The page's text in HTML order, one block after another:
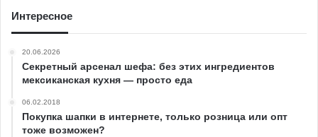
Интересное
20.06.2026
Секретный арсенал шефа: без этих ингредиентов
мексиканская кухня — просто еда
06.02.2018
Покупка шапки в интернете, только розница или опт
тоже возможен?